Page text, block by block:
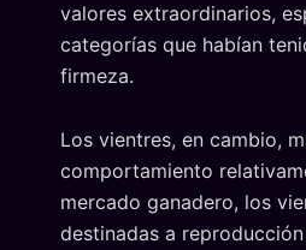
valores extraordinarios,
categorías que habían
firmeza.
Los vientres, en cambio,
comportamiento
mercado ganadero, los
destinadas a